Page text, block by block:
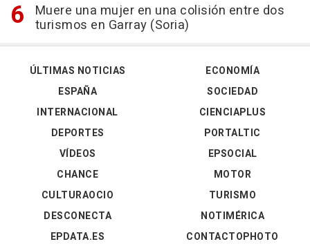
Muere una mujer en una colisión entre dos
turismos en Garray (Soria)
ÚLTIMAS NOTICIAS
ESPAÑA
INTERNACIONAL
DEPORTES
VÍDEOS
ECONOMÍA
SOCIEDAD
CIENCIAPLUS
PORTALTIC
EPSOCIAL
CHANCE
CULTURAOCIO
DESCONECTA
EPDATA.ES
MOTOR
TURISMO
NOTIMÉRICA
CONTACTOPHOTO